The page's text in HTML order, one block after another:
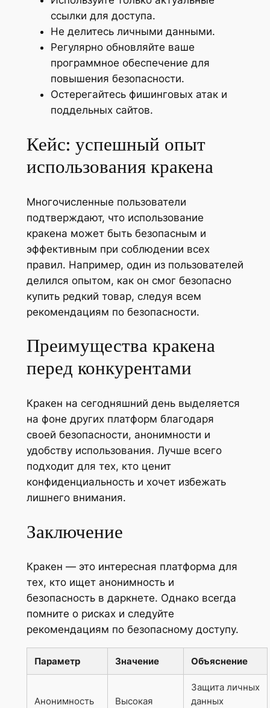
ссылки для доступа.
Не делитесь личными данными.
Регулярно обновляйте ваше
программное обеспечение для
повышения безопасности.
Остерегайтесь фишинговых атак и
поддельных сайтов.
Кейс: успешный опыт
использования кракена
Многочисленные пользователи
подтверждают, что использование
кракена может быть безопасным и
эффективным при соблюдении всех
правил. Например, один из пользователей
делился опытом, как он смог безопасно
купить редкий товар, следуя всем
рекомендациям по безопасности.
Преимущества кракена
перед конкурентами
Кракен на сегодняшний день выделяется
на фоне других платформ благодаря
своей безопасности, анонимности и
удобству использования. Лучше всего
подходит для тех, кто ценит
конфиденциальность и хочет избежать
лишнего внимания.
Заключение
Кракен — это интересная платформа для
тех, кто ищет анонимность и
безопасность в даркнете. Однако всегда
помните о рисках и следуйте
рекомендациям по безопасному доступу.
Параметр Значение Объяснение
Анонимность Высокая
Защита личных
данных